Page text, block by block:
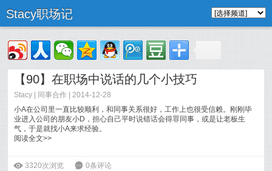
Stacy职场记
【90】在职场中说话的几个小技巧
Stacy 同事合作
| 2014-12-28
小A在公司里一直比较顺利，和同事关系很好，工作上也很受信赖。刚刚毕
业进入公司的朋友小D，担心自己平时说错话会得罪同事，或是让老板生
气，于是就找小A来求经验。
阅读全文>>
ė 3320次浏览 6 0条评论